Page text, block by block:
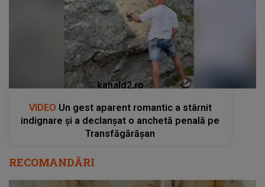
kanald2.ro
VIDEO Un gest aparent romantic a stârnit
indignare și a declanșat o anchetă penală pe
Transfăgărășan
RECOMANDĂRI